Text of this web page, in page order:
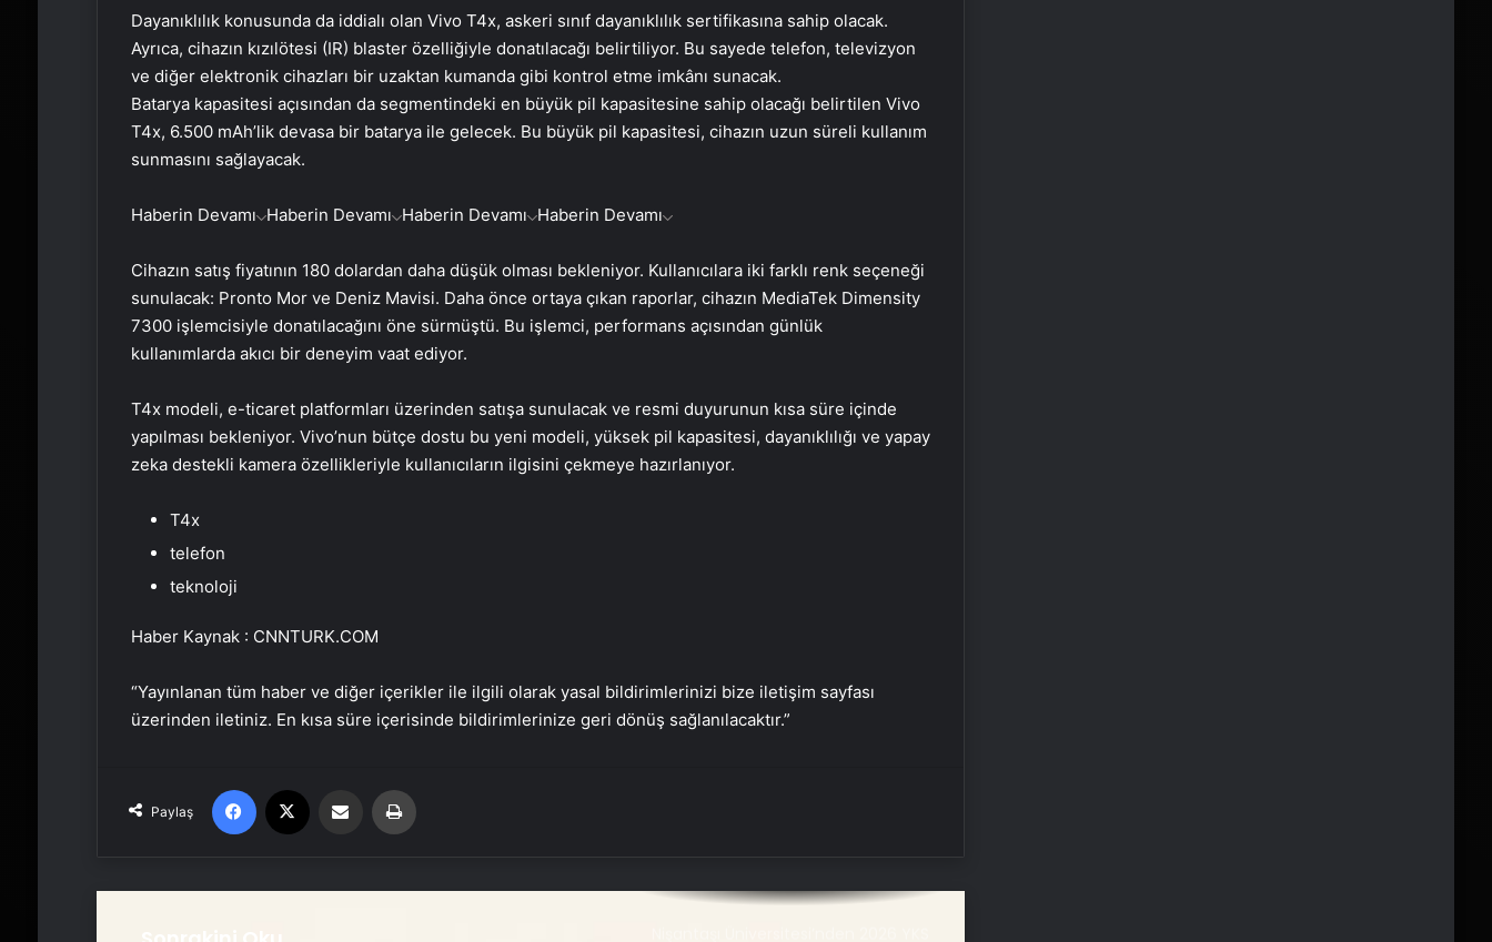
Dayanıklılık konusunda da iddialı olan Vivo T4x, askeri sınıf dayanıklılık sertifikasına sahip olacak.
Ayrıca, cihazın kızılötesi (IR) blaster özelliğiyle donatılacağı belirtiliyor. Bu sayede telefon, televizyon
ve diğer elektronik cihazları bir uzaktan kumanda gibi kontrol etme imkânı sunacak.
Batarya kapasitesi açısından da segmentindeki en büyük pil kapasitesine sahip olacağı belirtilen Vivo
T4x, 6.500 mAh’lik devasa bir batarya ile gelecek. Bu büyük pil kapasitesi, cihazın uzun süreli kullanım
sunmasını sağlayacak.
Haberin Devamı Haberin Devamı Haberin Devamı Haberin Devamı
Cihazın satış fiyatının 180 dolardan daha düşük olması bekleniyor. Kullanıcılara iki farklı renk seçeneği
sunulacak: Pronto Mor ve Deniz Mavisi. Daha önce ortaya çıkan raporlar, cihazın MediaTek Dimensity
7300 işlemcisiyle donatılacağını öne sürmüştü. Bu işlemci, performans açısından günlük
kullanımlarda akıcı bir deneyim vaat ediyor.
T4x modeli, e-ticaret platformları üzerinden satışa sunulacak ve resmi duyurunun kısa süre içinde
yapılması bekleniyor. Vivo’nun bütçe dostu bu yeni modeli, yüksek pil kapasitesi, dayanıklılığı ve yapay
zeka destekli kamera özellikleriyle kullanıcıların ilgisini çekmeye hazırlanıyor.
T4x
telefon
teknoloji
Haber Kaynak : CNNTURK.COM
“Yayınlanan tüm haber ve diğer içerikler ile ilgili olarak yasal bildirimlerinizi bize iletişim sayfası
üzerinden iletiniz. En kısa süre içerisinde bildirimlerinize geri dönüş sağlanılacaktır.”
Paylaş
Facebook Email'den paylaş
Eşya Depolama Rehberi
İklimlendirmeli Güvenli Saklama
Serjoy : Dijital Medya Ajansı, Google